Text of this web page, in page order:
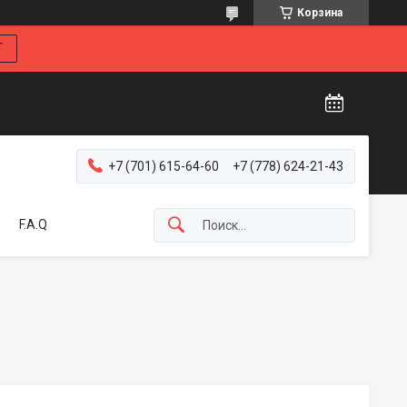
Корзина
+7 (701) 615-64-60 +7 (778) 624-21-43
F.A.Q